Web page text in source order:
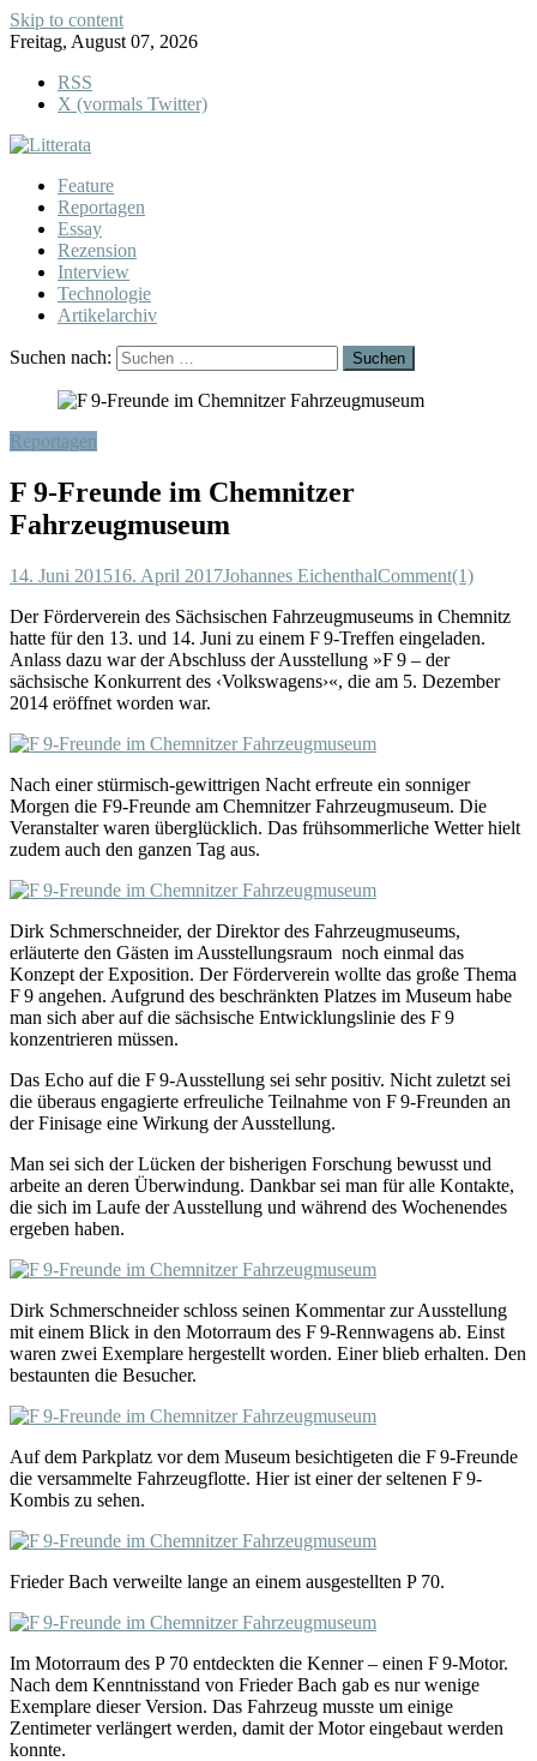
Skip to content
Freitag, August 07, 2026
RSS
X (vormals Twitter)
Feature
Reportagen
Essay
Rezension
Interview
Technologie
Artikelarchiv
Suchen nach:
Reportagen
F 9-Freunde im Chemnitzer
Fahrzeugmuseum
14. Juni 201516. April 2017Johannes EichenthalComment(1)
Der Förderverein des Sächsischen Fahrzeugmuseums in Chemnitz
hatte für den 13. und 14. Juni zu einem F 9-Treffen eingeladen.
Anlass dazu war der Abschluss der Ausstellung »F 9 – der
sächsische Konkurrent des ‹Volkswagens›«, die am 5. Dezember
2014 eröffnet worden war.
Nach einer stürmisch-gewittrigen Nacht erfreute ein sonniger
Morgen die F9-Freunde am Chemnitzer Fahrzeugmuseum. Die
Veranstalter waren überglücklich. Das frühsommerliche Wetter hielt
zudem auch den ganzen Tag aus.
Dirk Schmerschneider, der Direktor des Fahrzeugmuseums,
erläuterte den Gästen im Ausstellungsraum noch einmal das
Konzept der Exposition. Der Förderverein wollte das große Thema
F 9 angehen. Aufgrund des beschränkten Platzes im Museum habe
man sich aber auf die sächsische Entwicklungslinie des F 9
konzentrieren müssen.
Das Echo auf die F 9-Ausstellung sei sehr positiv. Nicht zuletzt sei
die überaus engagierte erfreuliche Teilnahme von F 9-Freunden an
der Finisage eine Wirkung der Ausstellung.
Man sei sich der Lücken der bisherigen Forschung bewusst und
arbeite an deren Überwindung. Dankbar sei man für alle Kontakte,
die sich im Laufe der Ausstellung und während des Wochenendes
ergeben haben.
Dirk Schmerschneider schloss seinen Kommentar zur Ausstellung
mit einem Blick in den Motorraum des F 9-Rennwagens ab. Einst
waren zwei Exemplare hergestellt worden. Einer blieb erhalten. Den
bestaunten die Besucher.
Auf dem Parkplatz vor dem Museum besichtigeten die F 9-Freunde
die versammelte Fahrzeugflotte. Hier ist einer der seltenen F 9-
Kombis zu sehen.
Frieder Bach verweilte lange an einem ausgestellten P 70.
Im Motorraum des P 70 entdeckten die Kenner – einen F 9-Motor.
Nach dem Kenntnisstand von Frieder Bach gab es nur wenige
Exemplare dieser Version. Das Fahrzeug musste um einige
Zentimeter verlängert werden, damit der Motor eingebaut werden
konnte.